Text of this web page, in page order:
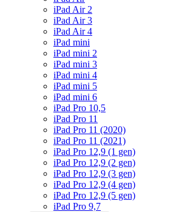
iPad Air 2
iPad Air 3
iPad Air 4
iPad mini
iPad mini 2
iPad mini 3
iPad mini 4
iPad mini 5
iPad mini 6
iPad Pro 10,5
iPad Pro 11
iPad Pro 11 (2020)
iPad Pro 11 (2021)
iPad Pro 12,9 (1 gen)
iPad Pro 12,9 (2 gen)
iPad Pro 12,9 (3 gen)
iPad Pro 12,9 (4 gen)
iPad Pro 12,9 (5 gen)
iPad Pro 9,7